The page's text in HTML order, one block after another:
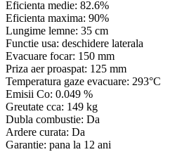
Eficienta medie: 82.6%
Eficienta maxima: 90%
Lungime lemne: 35 cm
Functie usa: deschidere laterala
Evacuare focar: 150 mm
Priza aer proaspat: 125 mm
Temperatura gaze evacuare: 293°C
Emisii Co: 0.049 %
Greutate cca: 149 kg
Dubla combustie: Da
Ardere curata: Da
Garantie: pana la 12 ani